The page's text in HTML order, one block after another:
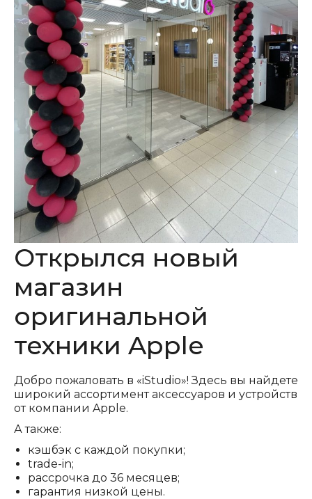
Открылся новый
магазин
оригинальной
техники Apple
Добро пожаловать в «iStudio»! Здесь вы найдете
широкий ассортимент аксессуаров и устройств
от компании Apple.
А также:
кэшбэк с каждой покупки;
trade-in;
рассрочка до 36 месяцев;
гарантия низкой цены.